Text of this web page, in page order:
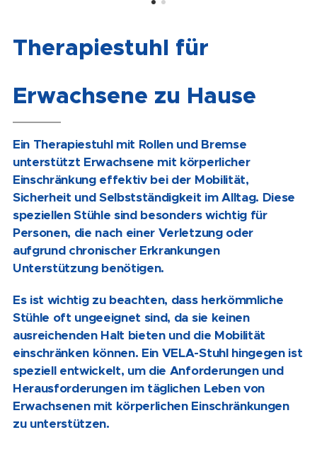
Therapiestuhl für
Erwachsene zu Hause
Ein Therapiestuhl mit Rollen und Bremse
unterstützt Erwachsene mit körperlicher
Einschränkung effektiv bei der Mobilität,
Sicherheit und Selbstständigkeit im Alltag. Diese
speziellen Stühle sind besonders wichtig für
Personen, die nach einer Verletzung oder
aufgrund chronischer Erkrankungen
Unterstützung benötigen.
Es ist wichtig zu beachten, dass herkömmliche
Stühle oft ungeeignet sind, da sie keinen
ausreichenden Halt bieten und die Mobilität
einschränken können. Ein VELA-Stuhl hingegen ist
speziell entwickelt, um die Anforderungen und
Herausforderungen im täglichen Leben von
Erwachsenen mit körperlichen Einschränkungen
zu unterstützen.